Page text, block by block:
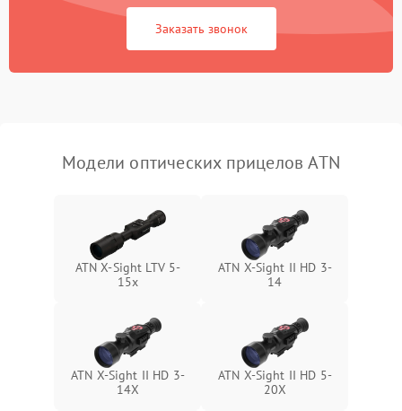
защиты от замыкания
1000 ₽
защиты от перегрева
Заказать звонок
Модели оптических прицелов ATN
ATN X-Sight LTV 5-
15x
ATN X-Sight II HD 3-
14
ATN X-Sight II HD 3-
14X
ATN X-Sight II HD 5-
20X